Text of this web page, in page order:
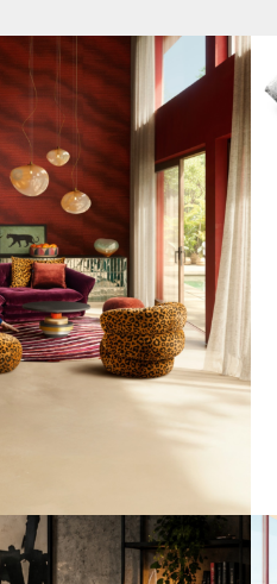
der Weite Afrikas.
2
A quiet retreat.
...